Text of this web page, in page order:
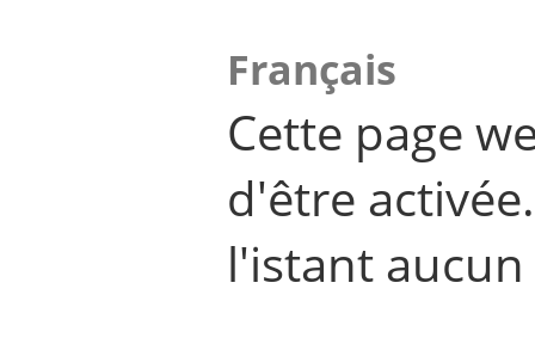
Français
Cette page
d'être
l'istant